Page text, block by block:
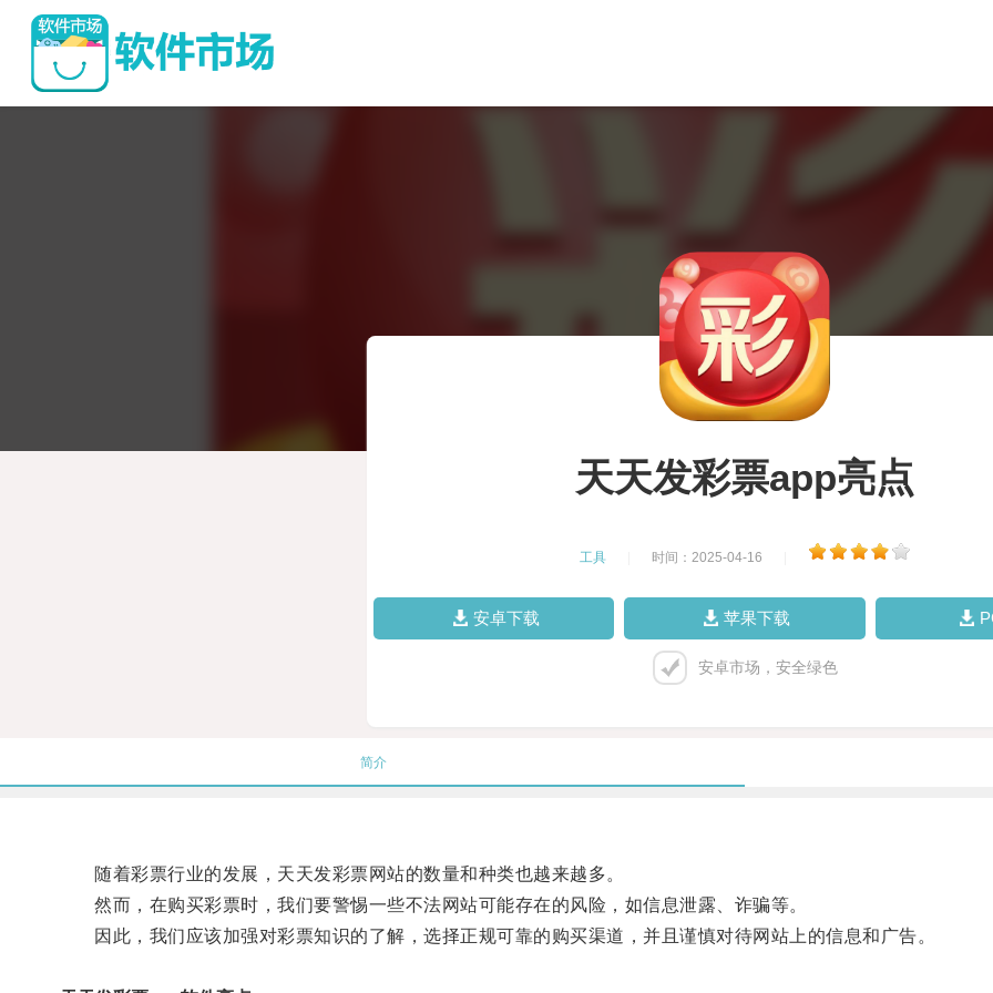
天天发彩票app亮点
工具 时间：2025-04-16
安卓下载 苹果下载
安卓市场，安全绿色
简介
随着彩票行业的发展，天天发彩票网站的数量和种类也越来越多。
然而，在购买彩票时，我们要警惕一些不法网站可能存在的风险，如信息泄露、诈骗等。
因此，我们应该加强对彩票知识的了解，选择正规可靠的购买渠道，并且谨慎对待网站上的信息和广告。